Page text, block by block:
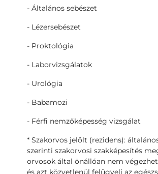
- Általános sebészet
- Lézersebészet
- Proktológia
- Laborvizsgálatok
- Urológia
- Babamozi
- Férfi nemzőképesség vizsgálat
* Szakorvos jelölt (rezidens):
szerinti szakorvosi szakképesítés
orvosok által önállóan nem
és azt közvetlenül felügyeli az